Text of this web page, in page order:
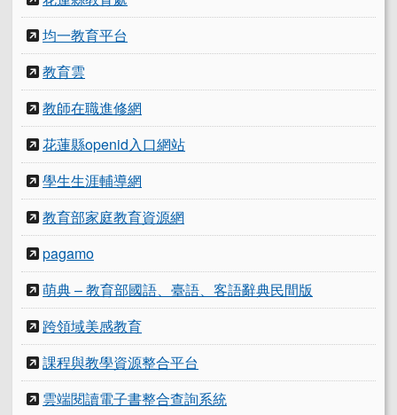
均一教育平台
教育雲
教師在職進修網
花蓮縣openid入口網站
學生生涯輔導網
教育部家庭教育資源網
pagamo
萌典 – 教育部國語、臺語、客語辭典民間版
跨領域美感教育
課程與教學資源整合平台
雲端閱讀電子書整合查詢系統